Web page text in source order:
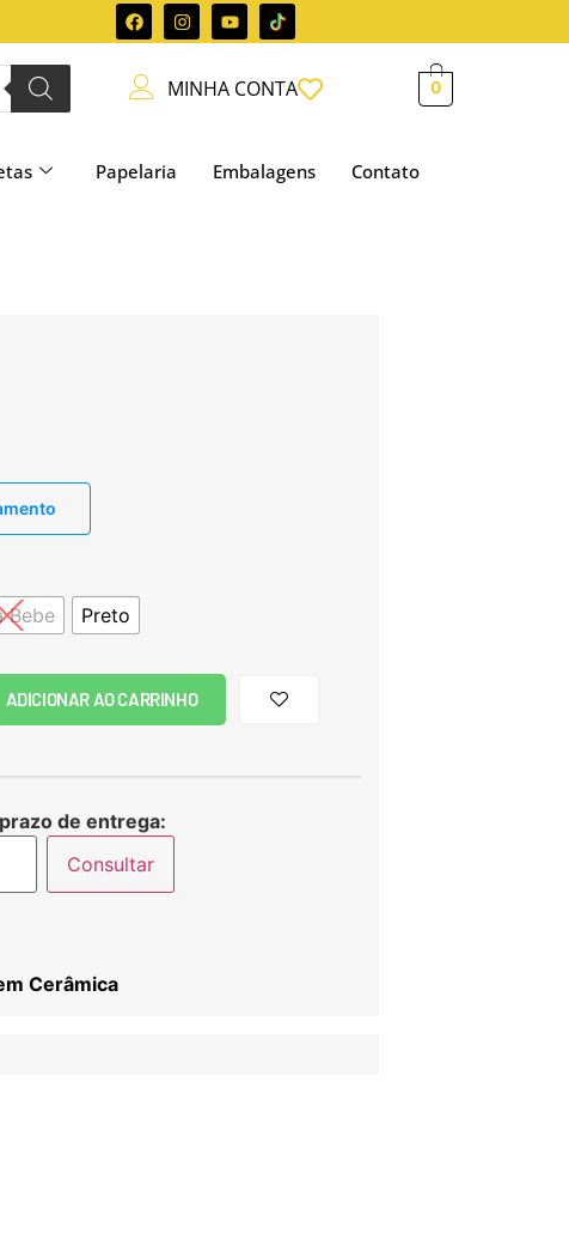
MINHA CONTA 0
Papelaria Embalagens Contato
Bebe Preto
ADICIONAR AO CARRINHO
de entrega:
Consultar
Cerâmica